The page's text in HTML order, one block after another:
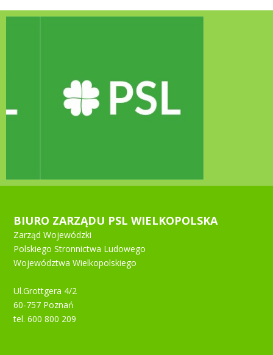
BIURO ZARZĄDU PSL WIELKOPOLSKA
Zarząd Wojewódzki
Polskiego Stronnictwa Ludowego
Województwa Wielkopolskiego
Ul.Grottgera 4/2
60-757 Poznań
tel. 600 800 209